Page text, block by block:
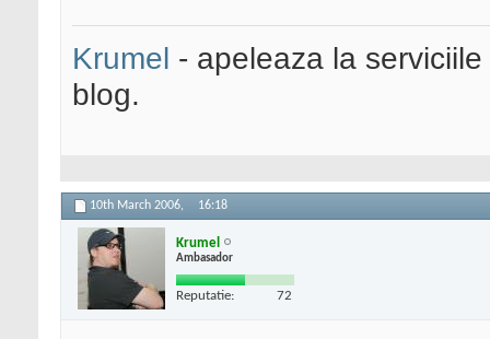
Krumel - apeleaza la
blog.
10th March 2006, 16:18
Krumel
Ambasador
Reputatie: 72